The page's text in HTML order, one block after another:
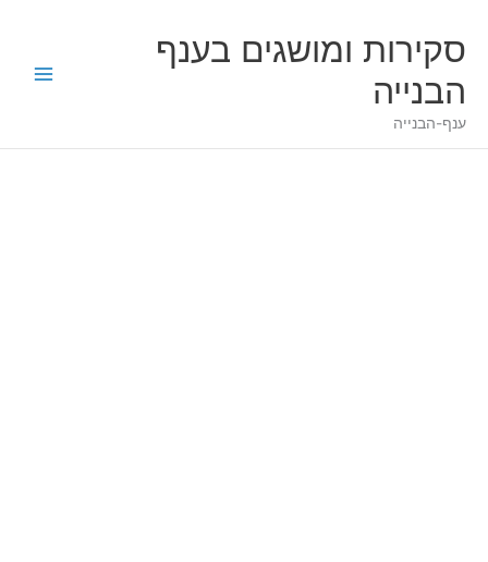
סקירות ומושגים בענף
הבנייה
ענף-הבנייה